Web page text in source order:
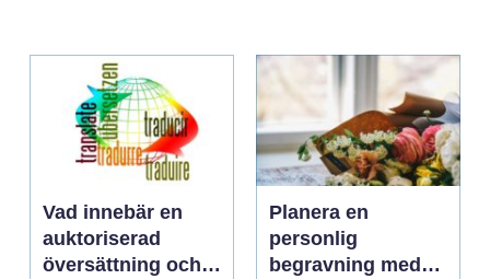
Vad innebär en
auktoriserad
översättning och
Planera en
personlig
begravning med